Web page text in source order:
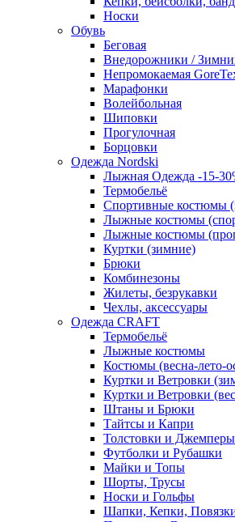
Носки
Обувь
Беговая
Внедорожники /
Непромокаемая
Марафонки
Волейбольная
Шиповки
Прогулочная
Борцовки
Одежда Nordski
Лыжная Одежда -15-
Термобельё
Спортивные костюмы
Лыжные костюмы
Лыжные костюмы
Куртки (зимние)
Брюки
Комбинезоны
Жилеты, безрукавки
Чехлы, аксессуары
Одежда CRAFT
Термобельё
Лыжные костюмы
Костюмы (весна-лето-
Куртки и Ветровки
Куртки и Ветровки
Штаны и Брюки
Тайтсы и Капри
Толстовки и Джемперы
Футболки и Рубашки
Майки и Топы
Шорты, Трусы
Носки и Гольфы
Шапки, Кепки,